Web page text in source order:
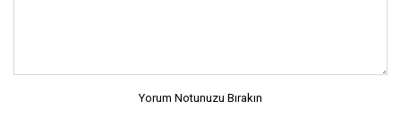
Yorum Notunuzu Bırakın